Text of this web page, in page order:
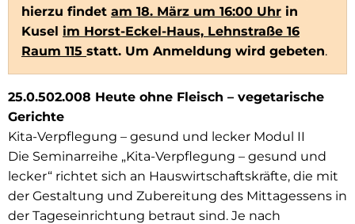
hierzu findet am 18. März um 16:00 Uhr in
Kusel im Horst-Eckel-Haus, Lehnstraße 16
Raum 115 statt. Um Anmeldung wird gebeten.
25.0.502.008 Heute ohne Fleisch – vegetarische
Gerichte
Kita-Verpflegung – gesund und lecker Modul II
Die Seminarreihe „Kita-Verpflegung – gesund und
lecker“ richtet sich an Hauswirtschaftskräfte, die mit
der Gestaltung und Zubereitung des Mittagessens in
der Tageseinrichtung betraut sind. Je nach